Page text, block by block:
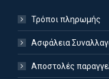
Τρόποι πληρωμής
Ασφάλεια
Αποστολές